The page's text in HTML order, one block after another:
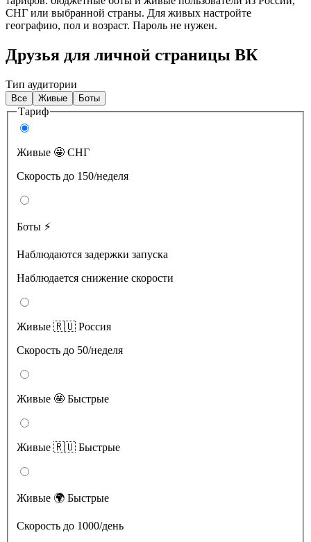
СНГ или выбранной страны. Для живых настройте
географию, пол и возраст. Пароль не нужен.
Друзья для личной страницы ВК
Тип аудитории
Все Живые Боты
Тариф
Живые 🤩 СНГ
Скорость до 150/неделя
Боты ⚡️
Наблюдаются задержки запуска
Наблюдается снижение скорости
Живые 🇷🇺 Россия
Скорость до 50/неделя
Живые 🤩 Быстрые
Живые 🇷🇺 Быстрые
Живые 🌍 Быстрые
Скорость до 1000/день